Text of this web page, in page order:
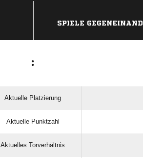
SPIELE
:
Aktuelle Platzierung
Aktuelle Punktzahl
Aktuelles Torverhältnis